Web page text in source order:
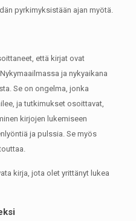
pyrkimyksistään ajan myötä.
että kirjat ovat
Nykymaailmassa ja nykyaikana
Se on ongelma, jonka
ja tutkimukset osoittavat,
kirjojen lukemiseen
ja pulssia. Se myös
kirja, jota olet yrittänyt lukea